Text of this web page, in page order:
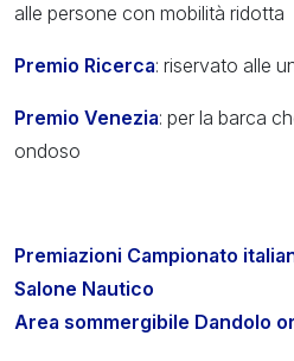
alle persone con mobilità ridotta
Premio Ricerca: riservato alle
Premio Venezia: per la barca
ondoso
Premiazioni Campionato
Salone Nautico
Area sommergibile Dandolo